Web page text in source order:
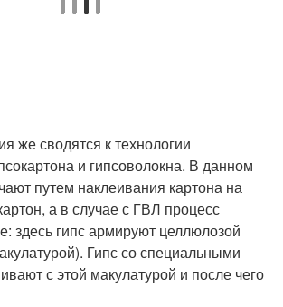
же сводятся к технологии
и гипсоволокна. В данном
путем наклеивания картона на
а в случае с ГВЛ процесс
здесь гипс армируют целлюлозой
Гипс со специальными
с этой макулатурой и после чего